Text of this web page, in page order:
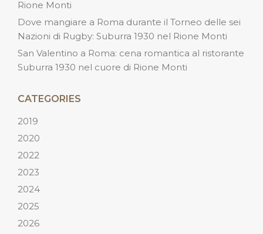
Rione Monti
Dove mangiare a Roma durante il Torneo delle sei
Nazioni di Rugby: Suburra 1930 nel Rione Monti
San Valentino a Roma: cena romantica al ristorante
Suburra 1930 nel cuore di Rione Monti
CATEGORIES
2019
2020
2022
2023
2024
2025
2026